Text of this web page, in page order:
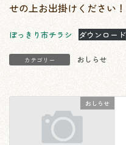
せの上お出掛けください！
ぽっきり市チラシ ダウンロード
カテゴリー おしらせ
おしらせ